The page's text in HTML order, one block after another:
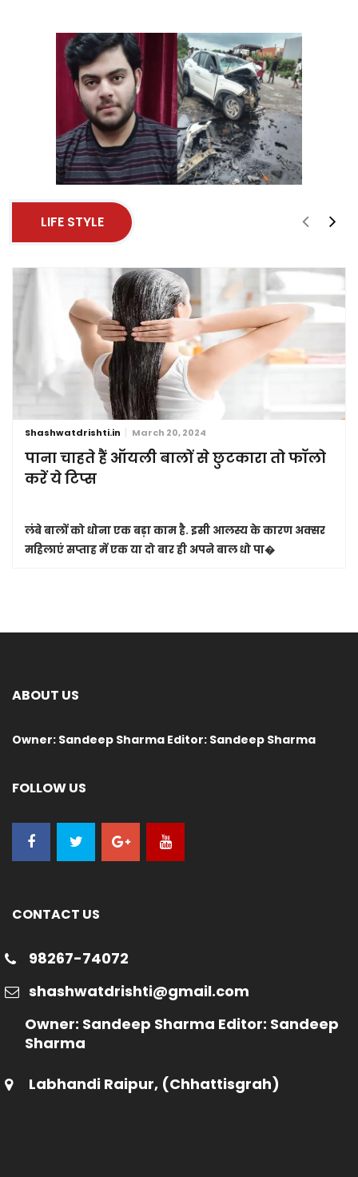
LIFE STYLE
Shashwatdrishti.in March 20, 2024
पाना चाहते हैं ऑयली बालों से छुटकारा तो फॉलो
करें ये टिप्स
लंबे बालों को धोना एक बड़ा काम है. इसी आलस्य के कारण अक्सर
महिलाएं सप्ताह में एक या दो बार ही अपने बाल धो पा�
ABOUT US
Owner: Sandeep Sharma Editor: Sandeep Sharma
FOLLOW US
CONTACT US
98267-74072
shashwatdrishti@gmail.com
Owner: Sandeep Sharma Editor: Sandeep
Sharma
Labhandi Raipur, (Chhattisgrah)